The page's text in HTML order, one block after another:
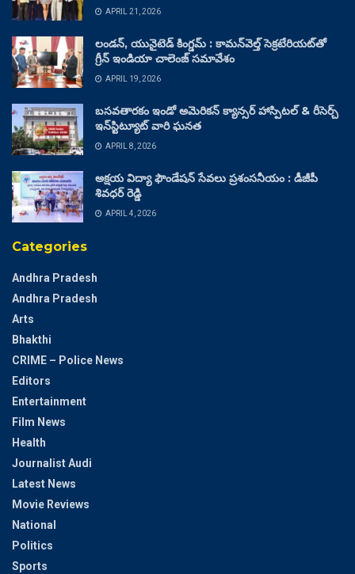
APRIL 21, 2026
లండన్, యునైటెడ్ కింగ్డమ్ : కామన్‌వెల్త్ సెక్రటేరియట్‌తో
గ్రీన్ ఇండియా చాలెంజ్ సమావేశం
APRIL 19, 2026
బసవతారకం ఇండో అమెరికన్ క్యాన్సర్ హాస్పిటల్ & రీసెర్చ్
ఇన్‌స్టిట్యూట్ వారి ఘనత
APRIL 8, 2026
అక్షయ విద్యా ఫౌండేషన్ సేవలు ప్రశంసనీయం : డీజీపీ
శివధర్ రెడ్డి
APRIL 4, 2026
Categories
Andhra Pradesh
Andhra Pradesh
Arts
Bhakthi
CRIME – Police News
Editors
Entertainment
Film News
Health
Journalist Audi
Latest News
Movie Reviews
National
Politics
Sports